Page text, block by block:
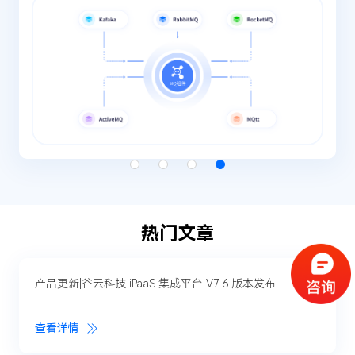
热门文章
产品更新|谷云科技 iPaaS 集成平台 V7.6 版本发布
查看详情